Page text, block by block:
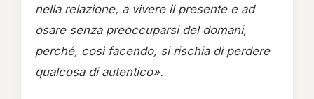
nella relazione, a vivere il presente e ad
osare senza preoccuparsi del domani,
perché, così facendo, si rischia di perdere
qualcosa di autentico».